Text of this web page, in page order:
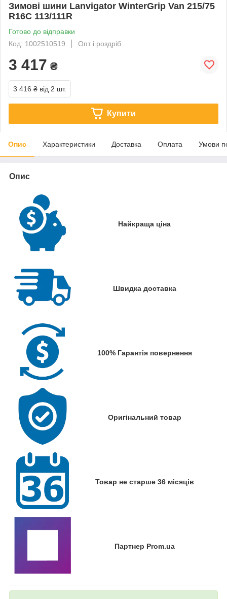
Зимові шини Lanvigator WinterGrip Van 215/75
R16C 113/111R
Готово до відправки
Код: 1002510519
Опт і роздріб
3 417 ₴
3 416 ₴ від 2 шт.
Купити
Опис Характеристики Доставка Оплата Умови
Опис
Найкраща ціна
Швидка доставка
100% Гарантія повернення
Оригінальний товар
Товар не старше 36 місяців
Партнер Prom.ua